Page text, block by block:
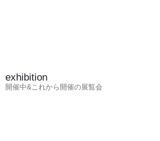
exhibition
開催中&これから開催の展覧会